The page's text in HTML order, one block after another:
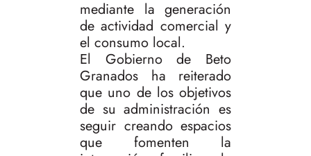
mediante la generación
de actividad comercial y
el consumo local.
El Gobierno de Beto
Granados ha reiterado
que uno de los objetivos
de su administración es
seguir creando espacios
que fomenten la